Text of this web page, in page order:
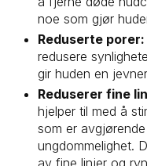
noe som gjør
Reduserte porer:
redusere
gir huden en
Reduserer fine
hjelper til med å
som er
ungdommelighet.
av fine linjer og